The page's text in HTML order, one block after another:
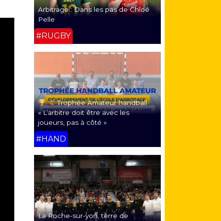
Arbitrage : Dans les pas de Chloé
Pelle
#RUGBY
Trophée Amateur handball
« L’arbitre doit être avec les
joueurs, pas à côté »
#HAND
La Roche-sur-yon, terre de